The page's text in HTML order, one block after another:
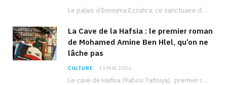
Le palais d’Ennejma Ezzahra, ce sanctuaire de la musique tunisienne et méditerranéenne construit par le…
La Cave de la Hafsia : le premier roman
de Mohamed Amine Ben Hlel, qu’on ne
lâche pas
CULTURE 15 MAI 2026
Le cave de Hafisa (9abou 7afisiya), premier roman du journaliste tunisien Mohamed Amine Ben Hlel,…